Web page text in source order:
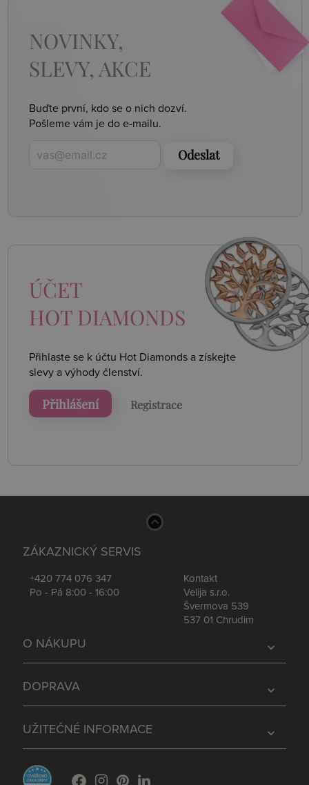
NOVINKY,
SLEVY, AKCE
Buďte první, kdo se o nich dozví.
Pošleme vám je do e-mailu.
Odeslat
ÚČET
HOT DIAMONDS
Přihlaste se k účtu Hot Diamonds a získejte
slevy a výhody členství.
Přihlášení Registrace
ZÁKAZNICKÝ SERVIS
+420 774 076 347
Po - Pá 8:00 - 16:00
Kontakt
Velija s.r.o.
Švermova 539
537 01 Chrudim
expand_more
O NÁKUPU
expand_more
DOPRAVA
expand_more
UŽITEČNÉ INFORMACE